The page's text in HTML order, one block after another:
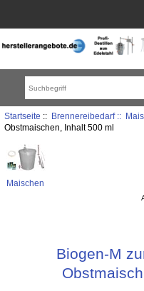
Startseite :: Brennereibedarf ::
Obstmaischen, Inhalt 500 ml
Maischen
Biogen-M